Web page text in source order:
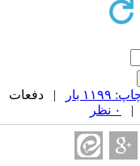
بار
| دفعات